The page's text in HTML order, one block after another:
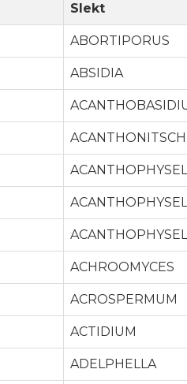
Slekt
ABORTIPORUS
ABSIDIA
ACHROOMYCES
ACROSPERMUM
ACTIDIUM
ADELPHELLA